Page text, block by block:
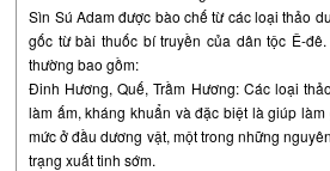
Sìn Sú Adam được bào chế từ các loại thảo
gốc từ bài thuốc bí truyền của dân tộc Ê-
thường bao gồm:
Đinh Hương, Quế, Trầm Hương: Các loại
làm ấm, kháng khuẩn và đặc biệt là giúp
mức ở đầu dương vật, một trong những
trạng xuất tinh sớm.